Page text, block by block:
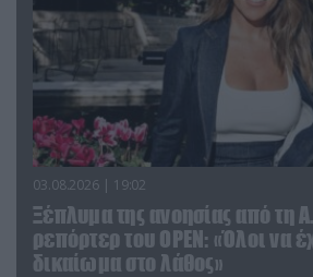
03.08.2026 | 19:02
Ξέπλυμα της ανοησίας από τη
ρεπόρτερ του ΟΡΕΝ: «Όλοι να
δικαίωμα στο λάθος»